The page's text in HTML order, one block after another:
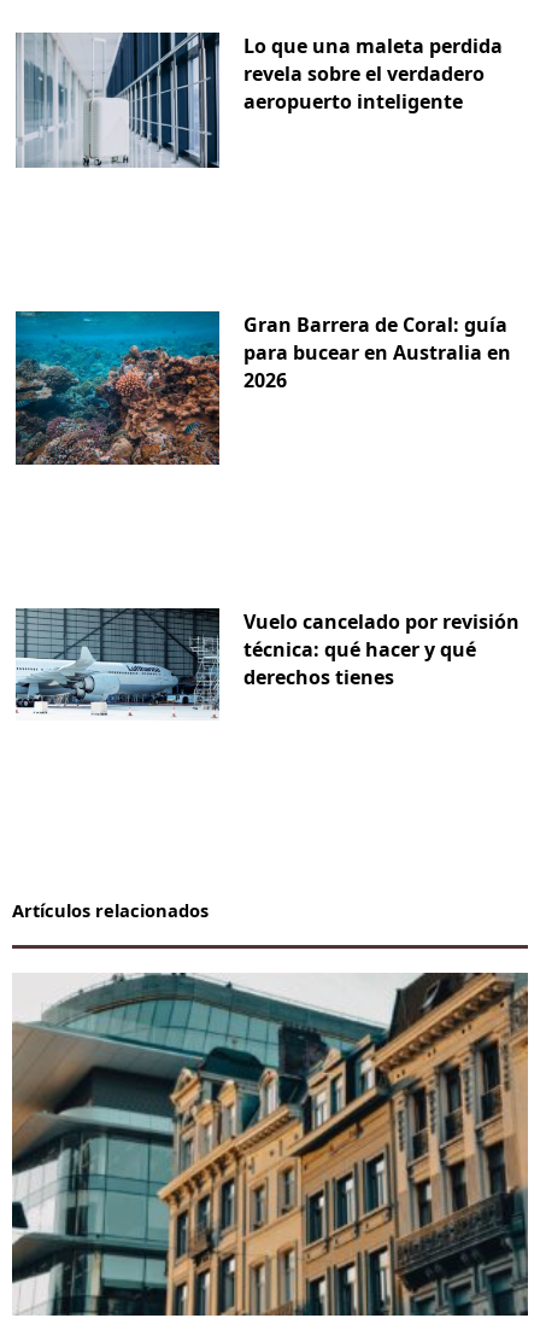
Lo que una maleta perdida
revela sobre el verdadero
aeropuerto inteligente
Gran Barrera de Coral: guía
para bucear en Australia en
2026
Vuelo cancelado por revisión
técnica: qué hacer y qué
derechos tienes
Artículos relacionados